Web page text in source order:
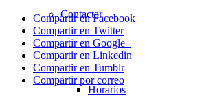
Contactar
Horarios
Compartir en Facebook
Compartir en Twitter
Compartir en Google+
Compartir en Linkedin
Compartir en Tumblr
Compartir por correo